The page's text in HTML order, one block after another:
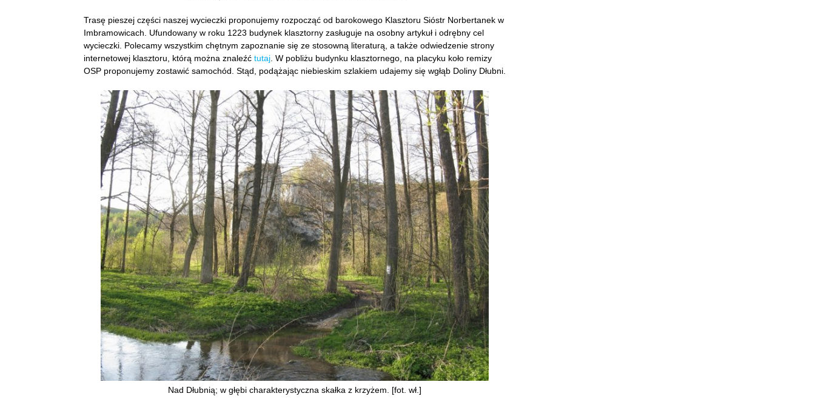
Trasę pieszej części naszej wycieczki proponujemy rozpocząć od barokowego Klasztoru Sióstr Norbertanek w
Imbramowicach. Ufundowany w roku 1223 budynek klasztorny zasługuje na osobny artykuł i odrębny cel
wycieczki. Polecamy wszystkim chętnym zapoznanie się ze stosowną literaturą, a także odwiedzenie strony
internetowej klasztoru, którą można znaleźć tutaj . W pobliżu budynku klasztornego, na placyku koło remizy
OSP proponujemy zostawić samochód. Stąd, podążając niebieskim szlakiem udajemy się wgłąb Doliny Dłubni.
Nad Dłubnią; w głębi charakterystyczna skałka z krzyżem. [fot. wł.]